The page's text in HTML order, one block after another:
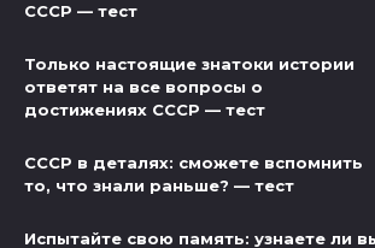
СССР — тест
Только настоящие знатоки истории
ответят на все вопросы о
достижениях СССР — тест
СССР в деталях: сможете вспомнить
то, что знали раньше? — тест
Испытайте свою память: узнаете ли